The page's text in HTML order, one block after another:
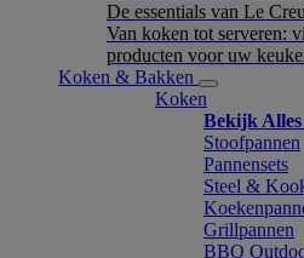
De essentials van Le
Van koken tot serveren:
producten voor uw
Koken & Bakken
Koken
Bekijk
Stoofpannen
Pannensets
Steel &
Grillpannen
BBQ